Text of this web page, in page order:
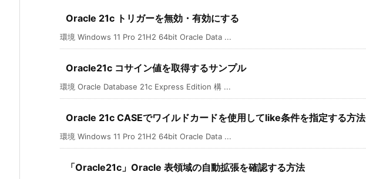
Oracle 21c トリガーを無効・有効にする
環境 Windows 11 Pro 21H2 64bit Oracle Data ...
Oracle21c コサイン値を取得するサンプル
環境 Oracle Database 21c Express Edition 構 ...
Oracle 21c CASEでワイルドカードを使用してlike条件を指定する方法
環境 Windows 11 Pro 21H2 64bit Oracle Data ...
「Oracle21c」Oracle 表領域の自動拡張を確認する方法